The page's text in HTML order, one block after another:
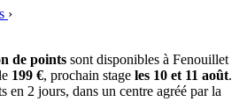
›
de points sont disponibles à Fenouillet
199 €, prochain stage les 10 et 11 août.
en 2 jours, dans un centre agréé par la